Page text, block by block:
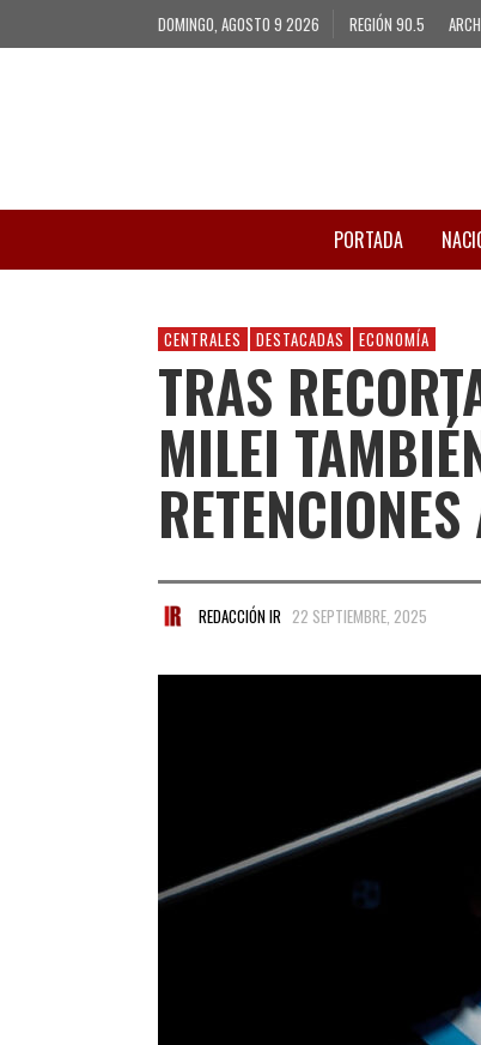
DOMINGO, AGOSTO 9 2026 REGIÓN 90.5
PORTADA
CENTRALES DESTACADAS ECONOMÍA
TRAS
MILEI
REDACCIÓN IR 22 SEPTIEMBRE, 2025